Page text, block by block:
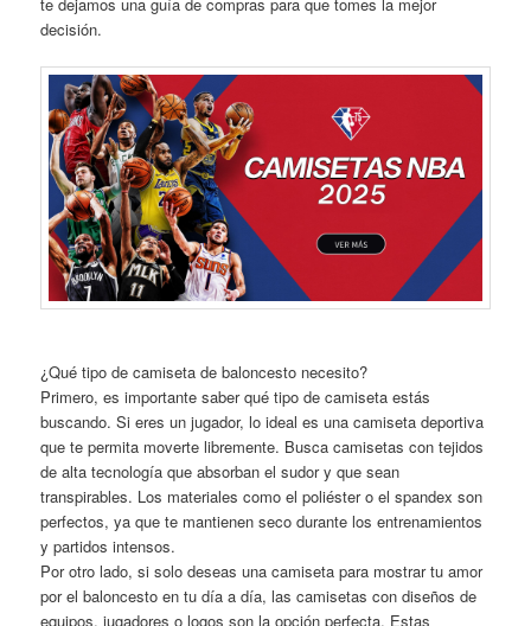
decisión.
¿Qué tipo de camiseta de baloncesto necesito?
Primero, es importante saber qué tipo de camiseta estás
buscando. Si eres un jugador, lo ideal es una camiseta deportiva
que te permita moverte libremente. Busca camisetas con tejidos
de alta tecnología que absorban el sudor y que sean
transpirables. Los materiales como el poliéster o el spandex son
perfectos, ya que te mantienen seco durante los entrenamientos
y partidos intensos.
Por otro lado, si solo deseas una camiseta para mostrar tu amor
por el baloncesto en tu día a día, las camisetas con diseños de
equipos, jugadores o logos son la opción perfecta. Estas